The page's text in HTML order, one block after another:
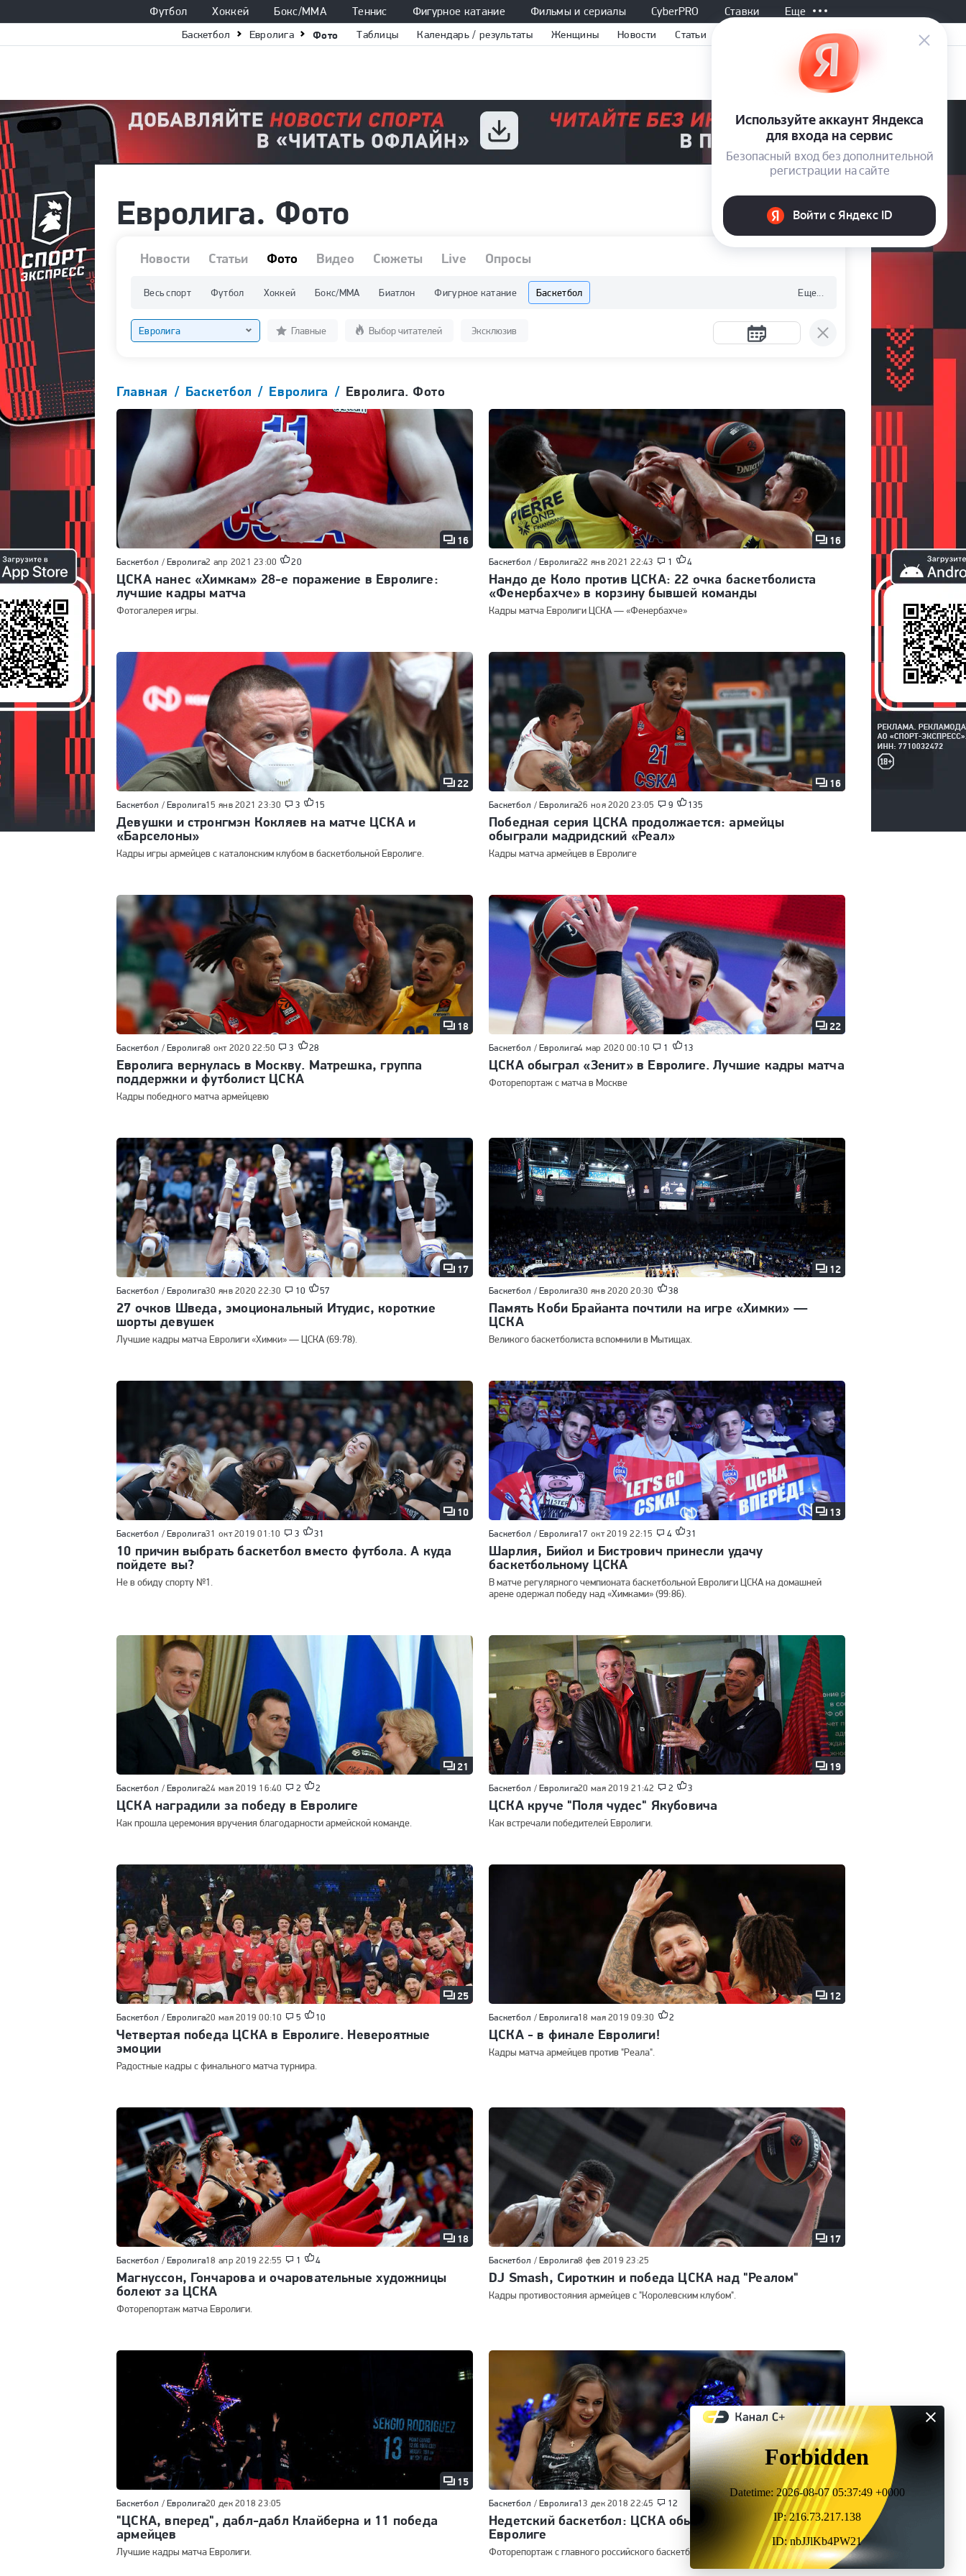
Футбол Хоккей Бокс/ММА Теннис Фигурное катание Фильмы и сериалы CyberPRO Ставки Еще
Баскетбол Евролига Фото Таблицы Календарь / результаты Женщины Новости Статьи
Евролига. Фото
Новости Статьи Фото Видео Сюжеты Live Опросы
Весь спорт Футбол Хоккей Бокс/ММА Биатлон Фигурное катание Баскетбол Еще...
Евролига Главные Выбор читателей Эксклюзив
Главная Баскетбол Евролига Евролига. Фото
16
Баскетбол /Евролига2 апр 2021 23:00 20
ЦСКА нанес «Химкам» 28-е поражение в Евролиге:
лучшие кадры матча
Фотогалерея игры.
16
Баскетбол /Евролига22 янв 2021 22:43 1 4
Нандо де Коло против ЦСКА: 22 очка баскетболиста
«Фенербахче» в корзину бывшей команды
Кадры матча Евролиги ЦСКА — «Фенербахче»
22
Баскетбол /Евролига15 янв 2021 23:30 3 15
Девушки и стронгмэн Кокляев на матче ЦСКА и
«Барселоны»
Кадры игры армейцев с каталонским клубом в баскетбольной Евролиге.
16
Баскетбол /Евролига26 ноя 2020 23:05 9 135
Победная серия ЦСКА продолжается: армейцы
обыграли мадридский «Реал»
Кадры матча армейцев в Евролиге
18
Баскетбол /Евролига8 окт 2020 22:50 3 28
Евролига вернулась в Москву. Матрешка, группа
поддержки и футболист ЦСКА
Кадры победного матча армейцевю
22
Баскетбол /Евролига4 мар 2020 00:10 1 13
ЦСКА обыграл «Зенит» в Евролиге. Лучшие кадры матча
Фоторепортаж с матча в Москве
17
Баскетбол /Евролига30 янв 2020 22:30 10 57
27 очков Шведа, эмоциональный Итудис, короткие
шорты девушек
Лучшие кадры матча Евролиги «Химки» — ЦСКА (69:78).
12
Баскетбол /Евролига30 янв 2020 20:30 38
Память Коби Брайанта почтили на игре «Химки» —
ЦСКА
Великого баскетболиста вспомнили в Мытищах.
10
Баскетбол /Евролига31 окт 2019 01:10 3 31
10 причин выбрать баскетбол вместо футбола. А куда
пойдете вы?
Не в обиду спорту №1.
13
Баскетбол /Евролига17 окт 2019 22:15 4 31
Шарлия, Бийол и Бистрович принесли удачу
баскетбольному ЦСКА
В матче регулярного чемпионата баскетбольной Евролиги ЦСКА на домашней
арене одержал победу над «Химками» (99:86).
21
Баскетбол /Евролига24 мая 2019 16:40 2 2
ЦСКА наградили за победу в Евролиге
Как прошла церемония вручения благодарности армейской команде.
19
Баскетбол /Евролига20 мая 2019 21:42 2 3
ЦСКА круче "Поля чудес" Якубовича
Как встречали победителей Евролиги.
25
Баскетбол /Евролига20 мая 2019 00:10 5 10
Четвертая победа ЦСКА в Евролиге. Невероятные
эмоции
Радостные кадры с финального матча турнира.
12
Баскетбол /Евролига18 мая 2019 09:30 2
ЦСКА - в финале Евролиги!
Кадры матча армейцев против "Реала".
18
Баскетбол /Евролига18 апр 2019 22:55 1 4
Магнуссон, Гончарова и очаровательные художницы
болеют за ЦСКА
Фоторепортаж матча Евролиги.
17
Баскетбол /Евролига8 фев 2019 23:25
DJ Smash, Сироткин и победа ЦСКА над "Реалом"
Кадры противостояния армейцев с "Королевским клубом".
15
Баскетбол /Евролига20 дек 2018 23:05
"ЦСКА, вперед", дабл-дабл Клайберна и 11 победа
армейцев
Лучшие кадры матча Евролиги.
19
Баскетбол /Евролига13 дек 2018 22:45 12
Недетский баскетбол: ЦСКА обыграл "Химки" в
Евролиге
Фоторепортаж с главного российского баскетбольного дерби